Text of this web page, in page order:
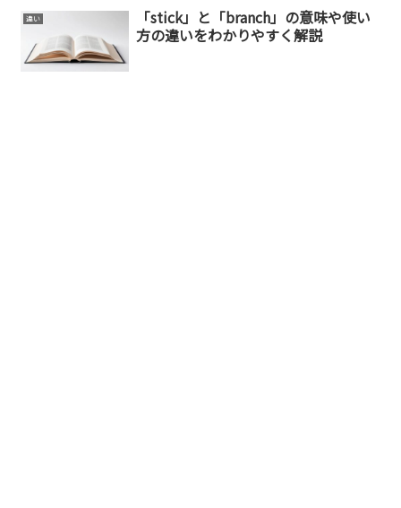
違い
「stick」と「branch」の意味や使い
方の違いをわかりやすく解説